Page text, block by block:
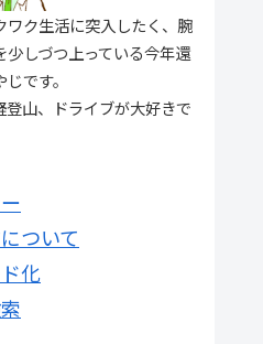
ク生活に突入したく、腕
しづつ上っている今年還
です。
山、ドライブが大好きで
ついて
化